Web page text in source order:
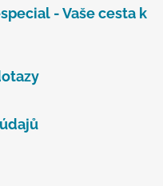
- Vaše cesta k